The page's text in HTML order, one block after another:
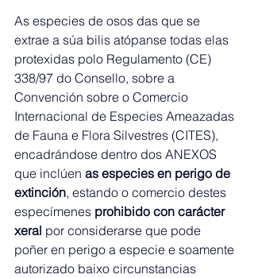
As especies de osos das que se
extrae a súa bilis atópanse todas elas
protexidas polo Regulamento (CE)
338/97 do Consello, sobre a
Convención sobre o Comercio
Internacional de Especies Ameazadas
de Fauna e Flora Silvestres (CITES),
encadrándose dentro dos ANEXOS
que inclúen as especies en perigo de
extinción, estando o comercio destes
especímenes prohibido con carácter
xeral por considerarse que pode
poñer en perigo a especie e soamente
autorizado baixo circunstancias